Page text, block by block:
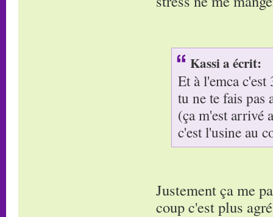
Kassi a écrit:
Et à l'emca
tu ne te fais pas
(ça m'est arrivé
c'est l'usine au
Justement ça me
coup c'est plus